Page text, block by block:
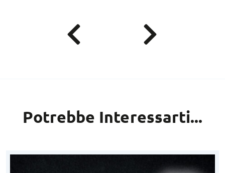
Potrebbe Interessarti...